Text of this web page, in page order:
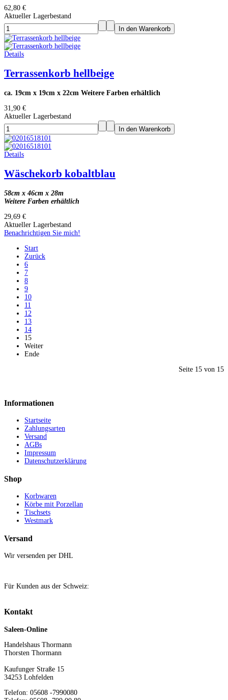
62,80 €
Aktueller Lagerbestand
Details
Terrassenkorb hellbeige
ca. 19cm x 19cm x 22cm Weitere Farben erhältlich
31,90 €
Aktueller Lagerbestand
Details
Wäschekorb kobaltblau
58cm x 46cm x 28m
Weitere Farben erhältlich
29,69 €
Aktueller Lagerbestand
Benachrichtigen Sie mich!
Start
Zurück
6
7
8
9
10
11
12
13
14
15
Weiter
Ende
Seite 15 von 15
Informationen
Startseite
Zahlungsarten
Versand
AGBs
Impressum
Datenschutzerklärung
Shop
Korbwaren
Körbe mit Porzellan
Tischsets
Westmark
Versand
Wir versenden per DHL
Für Kunden aus der Schweiz:
Kontakt
Saleen-Online
Handelshaus Thormann
Thorsten Thormann
Kaufunger Straße 15
34253 Lohfelden
Telefon: 05608 -7990080